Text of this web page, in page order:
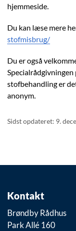
hjemmeside.
Du kan læse mere
stofmisbrug/
Du er også
stofbehandling er
anonym.
Sidst opdateret: 9.
Kontakt
Brøndby Rådhus
Park Allé 160